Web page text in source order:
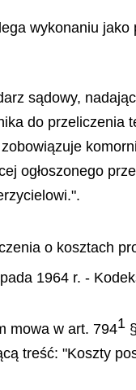
wykonaniu
sądowy,
do przeliczenia
ogłoszonego
o kosztach
1964 r. -
mowa w art. 7941
treść: "Koszty